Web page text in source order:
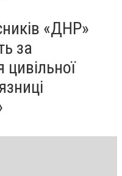
«ДНР»
за
цивільної